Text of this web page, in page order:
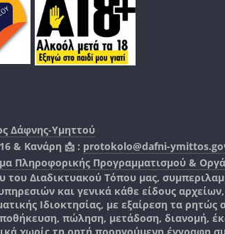
Δάφνης-Υμηττού
& Κανάρη 📩 : protokolo@dafni-
Πληροφορικής Προγραμματισμού &
του Διαδικτυακού Τόπου μας,
και γενικά κάθε είδους
Ιδιοκτησίας, με εξαίρεση τα
πώληση, μετάδοση, διανομή,